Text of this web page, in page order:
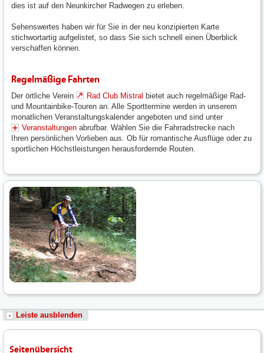
dies ist auf den Neunkircher Radwegen zu erleben.
Sehenswertes haben wir für Sie in der neu konzipierten Karte
stichwortartig aufgelistet, so dass Sie sich schnell einen Überblick
verschaffen können.
Regelmäßige Fahrten
Der örtliche Verein Rad Club Mistral bietet auch regelmäßige Rad-
und Mountainbike-Touren an. Alle Sporttermine werden in unserem
monatlichen Veranstaltungskalender angeboten und sind unter
Veranstaltungen abrufbar. Wählen Sie die Fahrradstrecke nach
Ihren persönlichen Vorlieben aus. Ob für romantische Ausflüge oder zu
sportlichen Höchstleistungen herausfordernde Routen.
Leiste ausblenden
Seitenübersicht